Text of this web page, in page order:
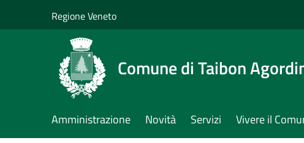
Regione Veneto
Comune di Taibon
Amministrazione Novità Servizi Vivere il